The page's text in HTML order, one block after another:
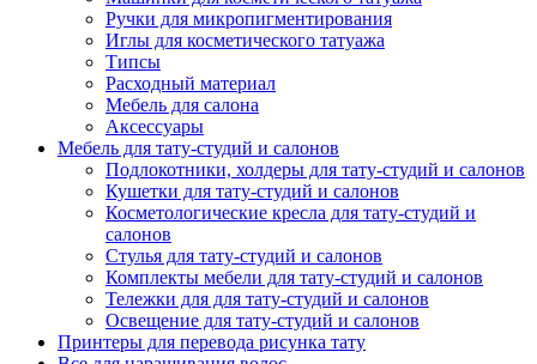
Ручки для микропигментирования
Иглы для косметического татуажа
Типсы
Расходный материал
Мебель для салона
Аксессуары
Мебель для тату-студий и салонов
Подлокотники, холдеры для тату-студий и салонов
Кушетки для тату-студий и салонов
Косметологические кресла для тату-студий и
салонов
Стулья для тату-студий и салонов
Комплекты мебели для тату-студий и салонов
Тележки для для тату-студий и салонов
Освещение для тату-студий и салонов
Принтеры для перевода рисунка тату